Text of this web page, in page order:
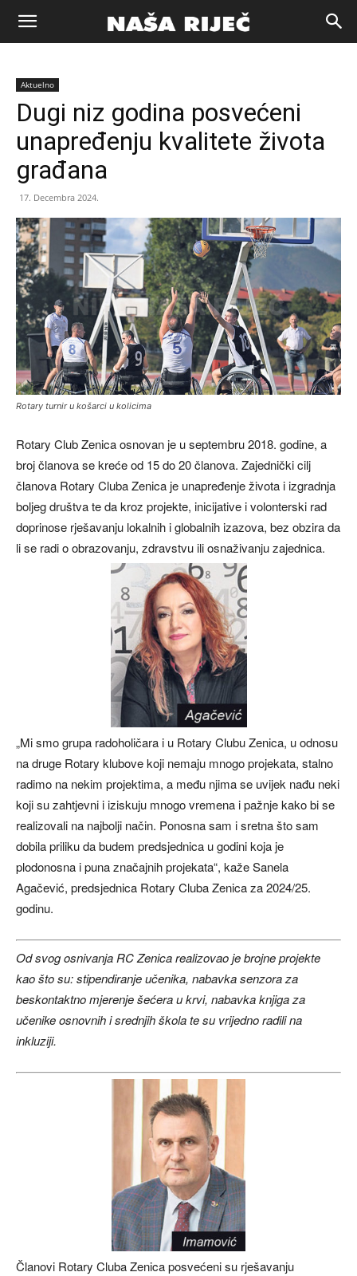
Naša
riječ
Aktuelno
Dugi niz godina posvećeni
unapređenju kvalitete života
građana
17. Decembra 2024.
Rotary turnir u košarci u kolicima
Rotary Club Zenica osnovan je u septembru 2018. godine, a
broj članova se kreće od 15 do 20 članova. Zajednički cilj
članova Rotary Cluba Zenica je unapređenje života i izgradnja
boljeg društva te da kroz projekte, inicijative i volonterski rad
doprinose rješavanju lokalnih i globalnih izazova, bez obzira da
li se radi o obrazovanju, zdravstvu ili osnaživanju zajednica.
„Mi smo grupa radoholičara i u Rotary Clubu Zenica, u odnosu
na druge Rotary klubove koji nemaju mnogo projekata, stalno
radimo na nekim projektima, a među njima se uvijek nađu neki
koji su zahtjevni i iziskuju mnogo vremena i pažnje kako bi se
realizovali na najbolji način. Ponosna sam i sretna što sam
dobila priliku da budem predsjednica u godini koja je
plodonosna i puna značajnih projekata“, kaže Sanela
Agačević, predsjednica Rotary Cluba Zenica za 2024/25.
godinu.
Od svog osnivanja RC Zenica realizovao je brojne projekte
kao što su: stipendiranje učenika, nabavka senzora za
beskontaktno mjerenje šećera u krvi, nabavka knjiga za
učenike osnovnih i srednjih škola te su vrijedno radili na
inkluziji.
Članovi Rotary Cluba Zenica posvećeni su rješavanju